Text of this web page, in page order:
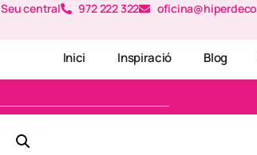
Seu central 972 222 322
Inici Inspiració Blog